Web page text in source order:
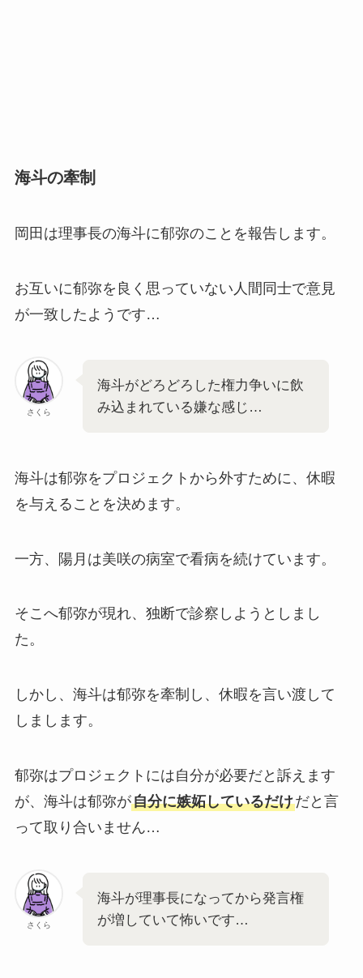
海斗の牽制
岡田は理事長の海斗に郁弥のことを報告します。
お互いに郁弥を良く思っていない人間同士で意見
が一致したようです…
さくら
海斗がどろどろした権力争いに飲
み込まれている嫌な感じ…
海斗は郁弥をプロジェクトから外すために、休暇
を与えることを決めます。
一方、陽月は美咲の病室で看病を続けています。
そこへ郁弥が現れ、独断で診察しようとしまし
た。
しかし、海斗は郁弥を牽制し、休暇を言い渡して
しまします。
郁弥はプロジェクトには自分が必要だと訴えます
が、海斗は郁弥が自分に嫉妬しているだけだと言
って取り合いません…
さくら
海斗が理事長になってから発言権
が増していて怖いです…